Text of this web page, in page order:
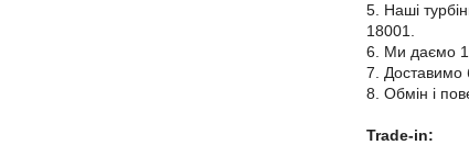
5. Наші
18001.
6. Ми даємо
7. Доставимо
8. Обмін і
Trade-in: